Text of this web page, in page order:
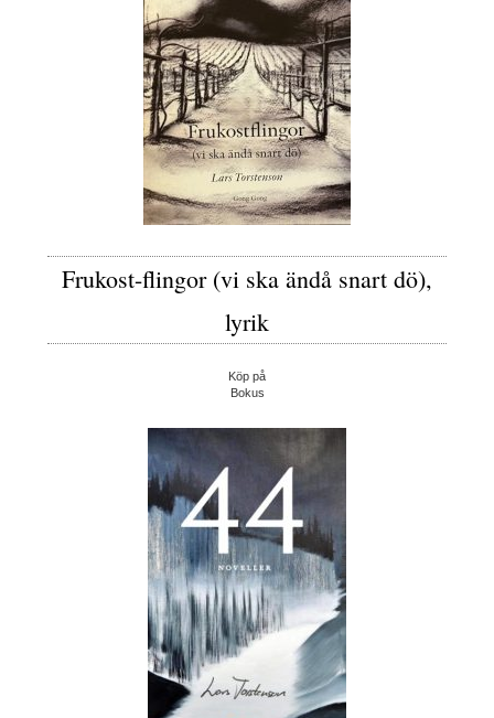
Frukost-flingor (vi ska ändå snart dö),
lyrik
Köp på
Bokus